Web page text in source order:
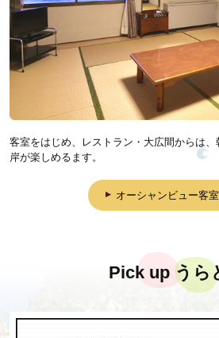
客室をはじめ、レストラン・大広間からは
岸が楽しめるます。
オーシャンビュー客
Pick up うら